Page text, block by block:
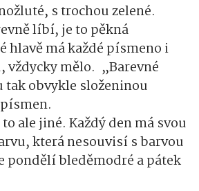
s trochou zelené.
líbí, je to pěkná
hlavě má každé písmeno i
vždycky mělo. „Barevné
obvykle složeninou
ale jiné. Každý den má svou
která nesouvisí s barvou
pondělí bleděmodré a pátek